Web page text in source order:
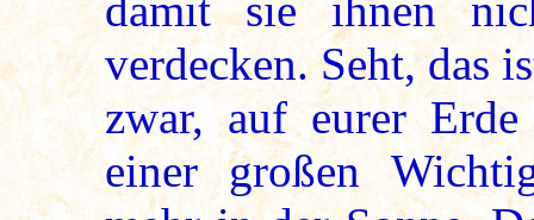
verdecken. Seht, das
zwar, auf eurer
einer großen